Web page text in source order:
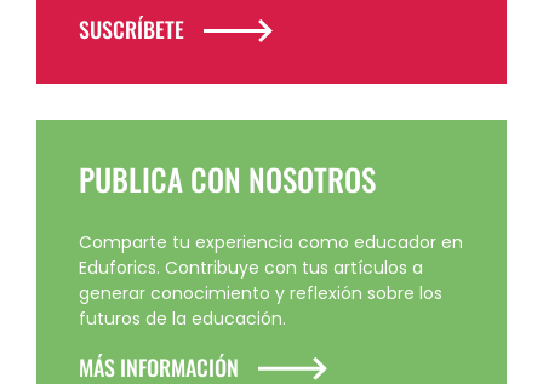
SUSCRÍBETE
PUBLICA CON NOSOTROS
Comparte tu experiencia como educador en
Eduforics. Contribuye con tus artículos a
generar conocimiento y reflexión sobre los
futuros de la educación.
MÁS INFORMACIÓN